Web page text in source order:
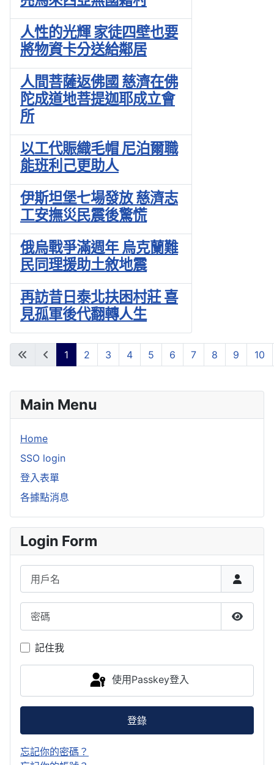
人性的光輝 家徒四壁也要
將物資卡分送給鄰居
人間菩薩返佛國 慈濟在佛
陀成道地菩提迦耶成立會
所
以工代賑織毛帽 尼泊爾職
能班利己更助人
伊斯坦堡七場發放 慈濟志
工安撫災民震後驚慌
俄烏戰爭滿週年 烏克蘭難
民同理援助土敘地震
再訪昔日泰北扶困村莊 喜
見孤軍後代翻轉人生
第 1 頁 共 10 頁
1 2 3 4 5 6 7 8 9 10
Main Menu
Home
SSO login
登入表單
各據點消息
Login Form
用戶名
密碼
顯示密
記住我
使用Passkey登入
登錄
忘記你的密碼？